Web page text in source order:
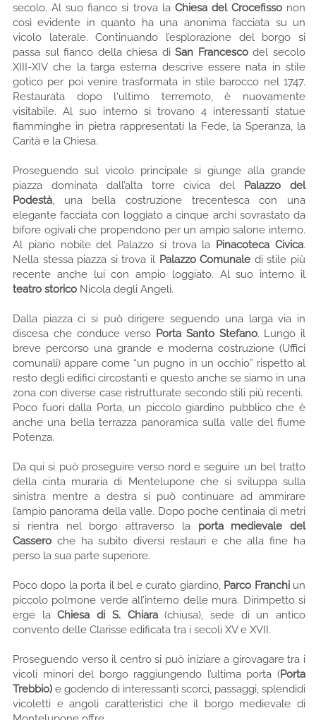
secolo. Al suo fianco si trova la Chiesa del Crocefissonon
così evidente in quanto ha una anonima facciata su un
vicolo laterale. Continuando l’esplorazione del borgo si
passa sul fianco della chiesa diSan Francescodel secolo
XIII-XIV che la targa esterna descrive essere nata in stile
gotico per poi venire trasformata in stile barocco nel 1747.
Restaurata dopo l'ultimo terremoto, è nuovamente
visitabile. Al suo interno si trovano 4 interessanti statue
fiamminghe in pietra rappresentati la Fede, la Speranza, la
Carità e la Chiesa.
Proseguendo sul vicolo principale si giunge alla grande
piazza dominata dall’alta torre civica del Palazzo del
Podestà, una bella costruzione trecentesca con una
elegante facciata con loggiato a cinque archi sovrastato da
bifore ogivali che propendono per un ampio salone interno.
Al piano nobile del Palazzo si trova la Pinacoteca Civica.
Nella stessa piazza si trova il Palazzo Comunale di stile più
recente anche lui con ampio loggiato. Al suo interno il
teatro storico Nicola degli Angeli.
Dalla piazza ci si può dirigere seguendo una larga via in
discesa che conduce verso Porta Santo Stefano. Lungo il
breve percorso una grande e moderna costruzione (Uffici
comunali) appare come “un pugno in un occhio” rispetto al
resto degli edifici circostanti e questo anche se siamo in una
zona con diverse case ristrutturate secondo stili più recenti.
Poco fuori dalla Porta, un piccolo giardino pubblico che è
anche una bella terrazza panoramica sulla valle del fiume
Potenza.
Da qui si può proseguire verso nord e seguire un bel tratto
della cinta muraria di Mentelupone che si sviluppa sulla
sinistra mentre a destra si può continuare ad ammirare
l’ampio panorama della valle. Dopo poche centinaia di metri
si rientra nel borgo attraverso la porta medievale del
Cassero che ha subito diversi restauri e che alla fine ha
perso la sua parte superiore.
Poco dopo la porta il bel e curato giardino, Parco Franchiun
piccolo polmone verde all’interno delle mura. Dirimpetto si
erge laChiesa di S. Chiara(chiusa), sede di un antico
convento delle Clarisse edificata tra i secoli XV e XVII.
Proseguendo verso il centro si può iniziare a girovagare tra i
vicoli minori del borgo raggiungendo l’ultima porta (Porta
Trebbio) e godendo di interessanti scorci, passaggi, splendidi
vicoletti e angoli caratteristici che il borgo medievale di